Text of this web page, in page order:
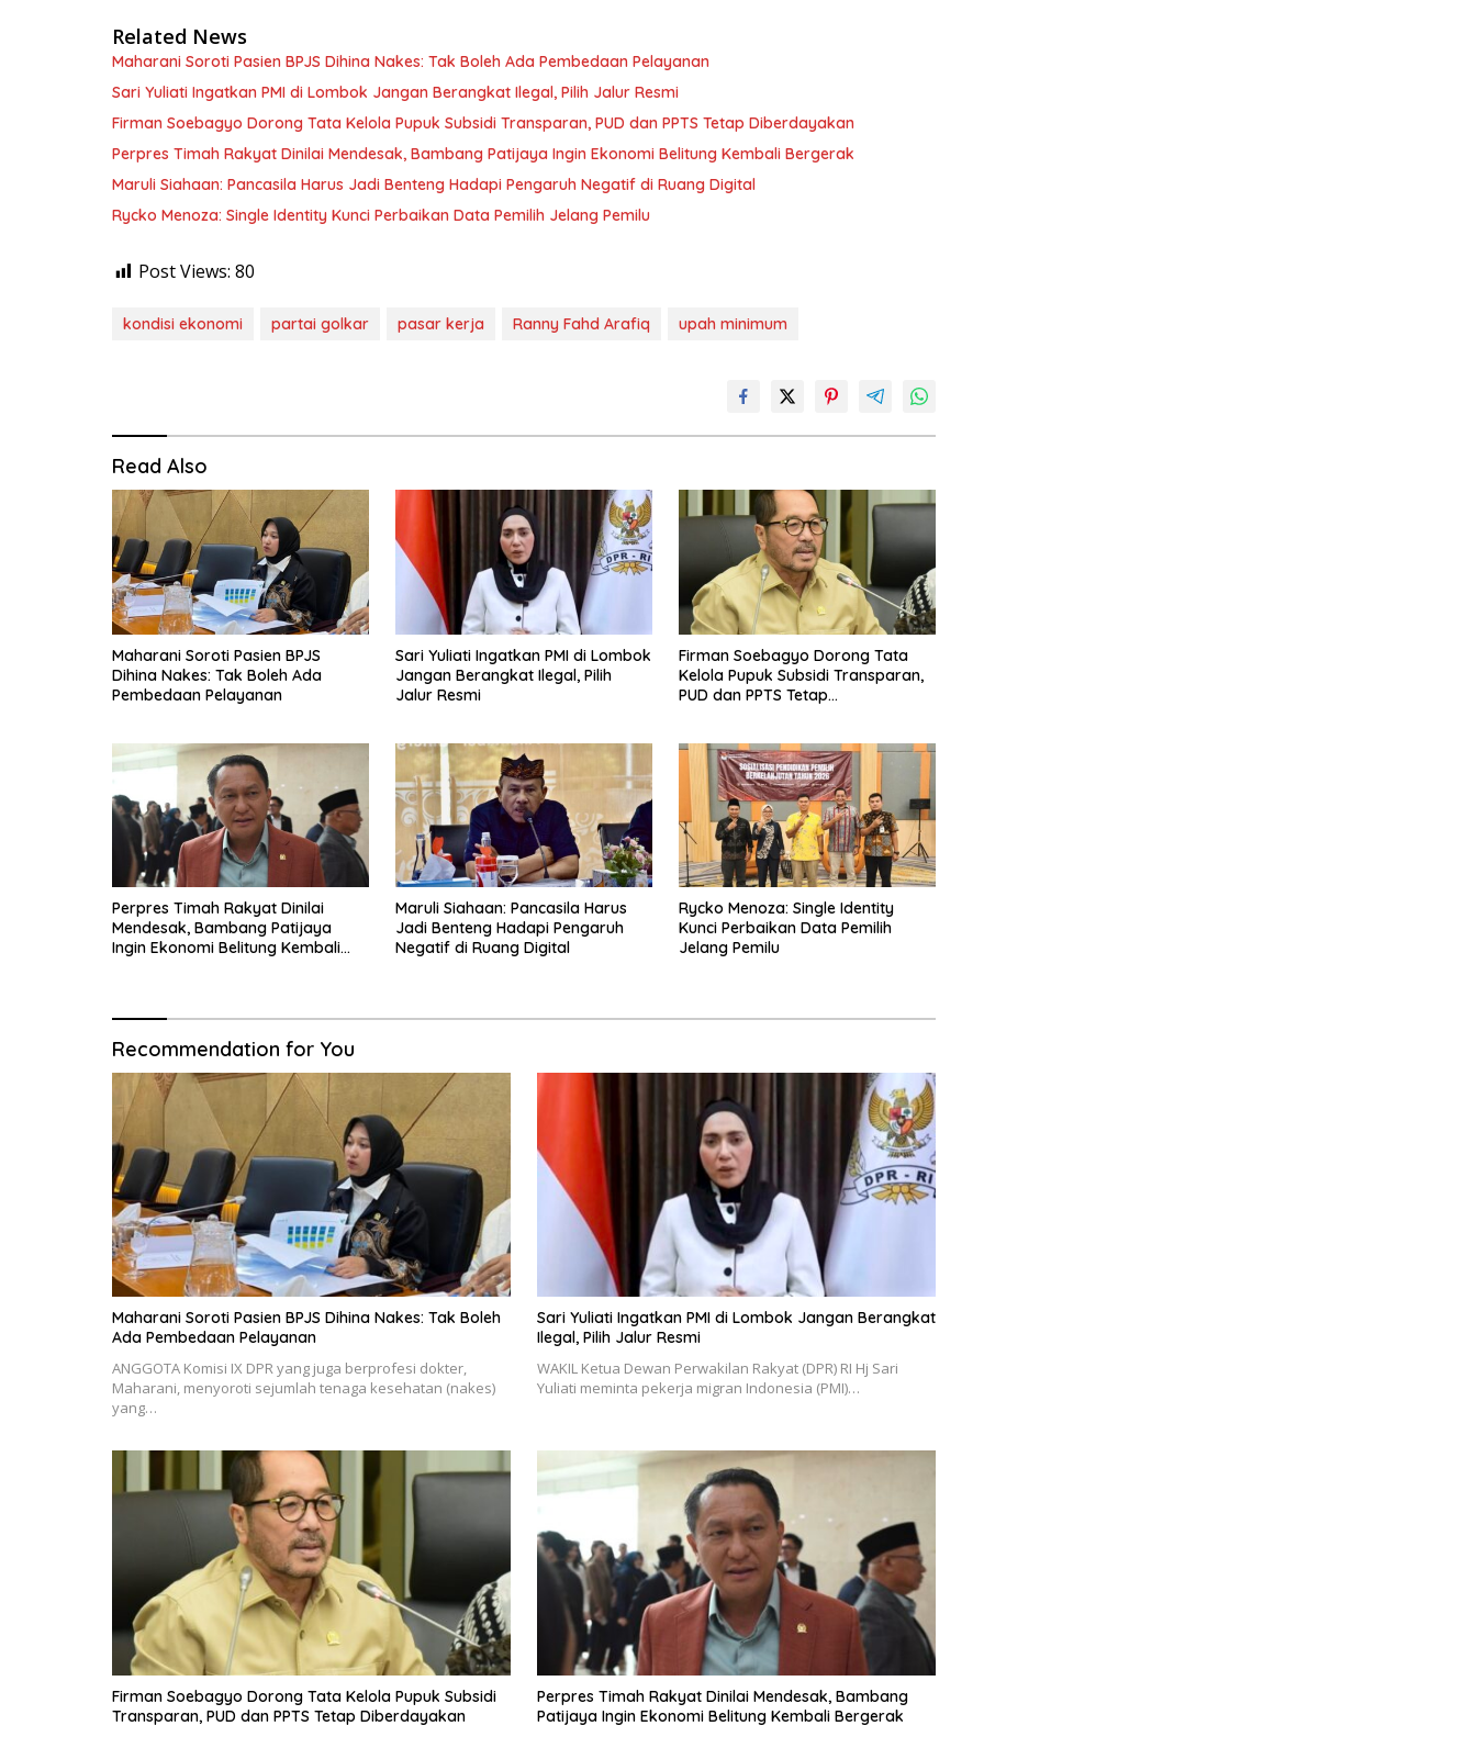
Related News
Maharani Soroti Pasien BPJS Dihina Nakes: Tak Boleh Ada Pembedaan Pelayanan
Sari Yuliati Ingatkan PMI di Lombok Jangan Berangkat Ilegal, Pilih Jalur Resmi
Firman Soebagyo Dorong Tata Kelola Pupuk Subsidi Transparan, PUD dan PPTS Tetap Diberdayakan
Perpres Timah Rakyat Dinilai Mendesak, Bambang Patijaya Ingin Ekonomi Belitung Kembali Bergerak
Maruli Siahaan: Pancasila Harus Jadi Benteng Hadapi Pengaruh Negatif di Ruang Digital
Rycko Menoza: Single Identity Kunci Perbaikan Data Pemilih Jelang Pemilu
Post Views: 80
kondisi ekonomi partai golkar pasar kerja Ranny Fahd Arafiq upah minimum
Read Also
Maharani Soroti Pasien BPJS
Dihina Nakes: Tak Boleh Ada
Pembedaan Pelayanan
Sari Yuliati Ingatkan PMI di Lombok
Jangan Berangkat Ilegal, Pilih
Jalur Resmi
Firman Soebagyo Dorong Tata
Kelola Pupuk Subsidi Transparan,
PUD dan PPTS Tetap
Perpres Timah Rakyat Dinilai
Mendesak, Bambang Patijaya
Ingin Ekonomi Belitung Kembali
Maruli Siahaan: Pancasila Harus
Jadi Benteng Hadapi Pengaruh
Negatif di Ruang Digital
Rycko Menoza: Single Identity
Kunci Perbaikan Data Pemilih
Jelang Pemilu
Recommendation for You
Maharani Soroti Pasien BPJS Dihina Nakes: Tak Boleh
Ada Pembedaan Pelayanan
ANGGOTA Komisi IX DPR yang juga berprofesi dokter,
Maharani, menyoroti sejumlah tenaga kesehatan (nakes)
yang…
Sari Yuliati Ingatkan PMI di Lombok Jangan Berangkat
Ilegal, Pilih Jalur Resmi
WAKIL Ketua Dewan Perwakilan Rakyat (DPR) RI Hj Sari
Yuliati meminta pekerja migran Indonesia (PMI)…
Firman Soebagyo Dorong Tata Kelola Pupuk Subsidi
Transparan, PUD dan PPTS Tetap Diberdayakan
Perpres Timah Rakyat Dinilai Mendesak, Bambang
Patijaya Ingin Ekonomi Belitung Kembali Bergerak